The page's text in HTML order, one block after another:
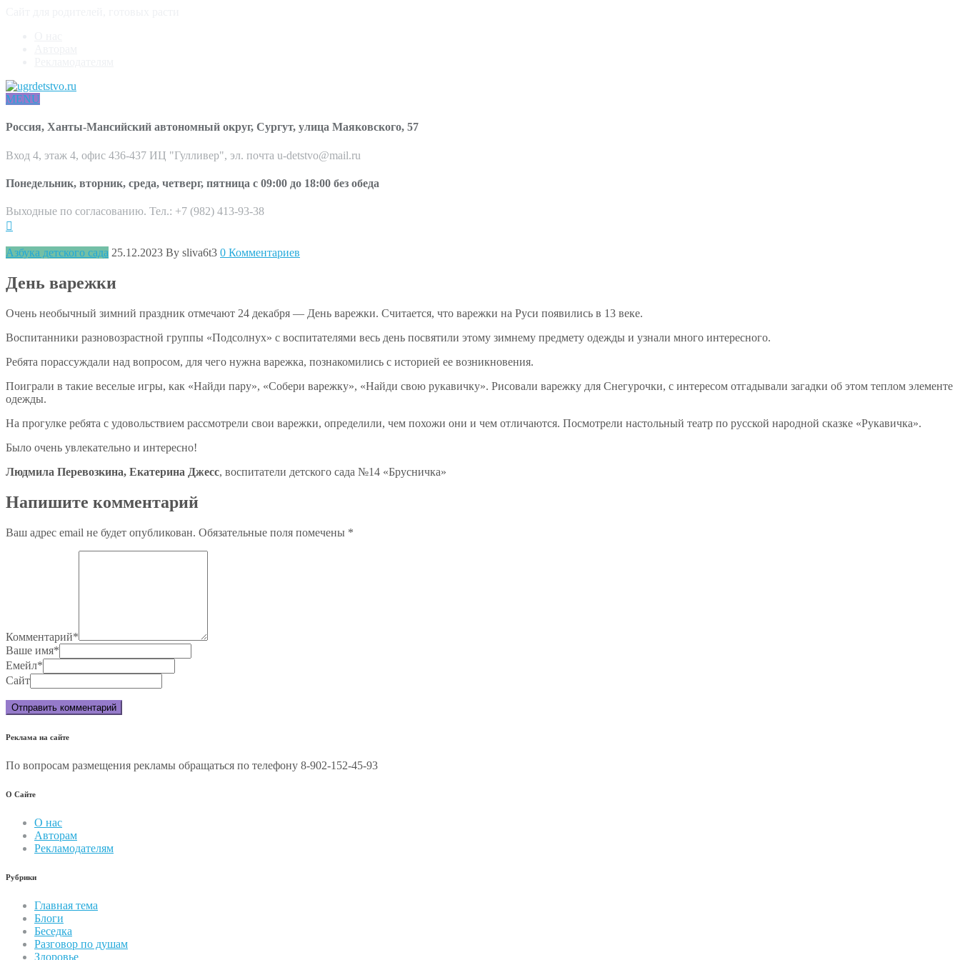
MENU
Россия, Ханты-Мансийский автономный округ, Сургут, улица Маяковского, 57
Вход 4, этаж 4, офис 436-437 ИЦ "Гулливер", эл. почта u-detstvo@mail.ru
Понедельник, вторник, среда, четверг, пятница с 09:00 до 18:00 без обеда
Выходные по согласованию. Тел.: +7 (982) 413-93-38
Азбука детского сада 25.12.2023 By sliva6t3 0 Комментариев
День варежки
Очень необычный зимний праздник отмечают 24 декабря — День варежки. Считается, что варежки на Руси появились в 13 веке.
Воспитанники разновозрастной группы «Подсолнух» с воспитателями весь день посвятили этому зимнему предмету одежды и узнали много интересного.
Ребята порассуждали над вопросом, для чего нужна варежка, познакомились с историей ее возникновения.
Поиграли в такие веселые игры, как «Найди пару», «Собери варежку», «Найди свою рукавичку». Рисовали варежку для Снегурочки, с интересом отгадывали загадки об этом теплом элементе
одежды.
На прогулке ребята с удовольствием рассмотрели свои варежки, определили, чем похожи они и чем отличаются. Посмотрели настольный театр по русской народной сказке «Рукавичка».
Было очень увлекательно и интересно!
Людмила Перевозкина, Екатерина Джесс, воспитатели детского сада №14 «Брусничка»
Напишите комментарий
Ваш адрес email не будет опубликован. Обязательные поля помечены *
Комментарий*
Ваше имя*
Емейл*
Сайт
Реклама на сайте
По вопросам размещения рекламы обращаться по телефону 8-902-152-45-93
О Сайте
О нас
Авторам
Рекламодателям
Рубрики
Главная тема
Блоги
Беседка
Разговор по душам
Здоровье